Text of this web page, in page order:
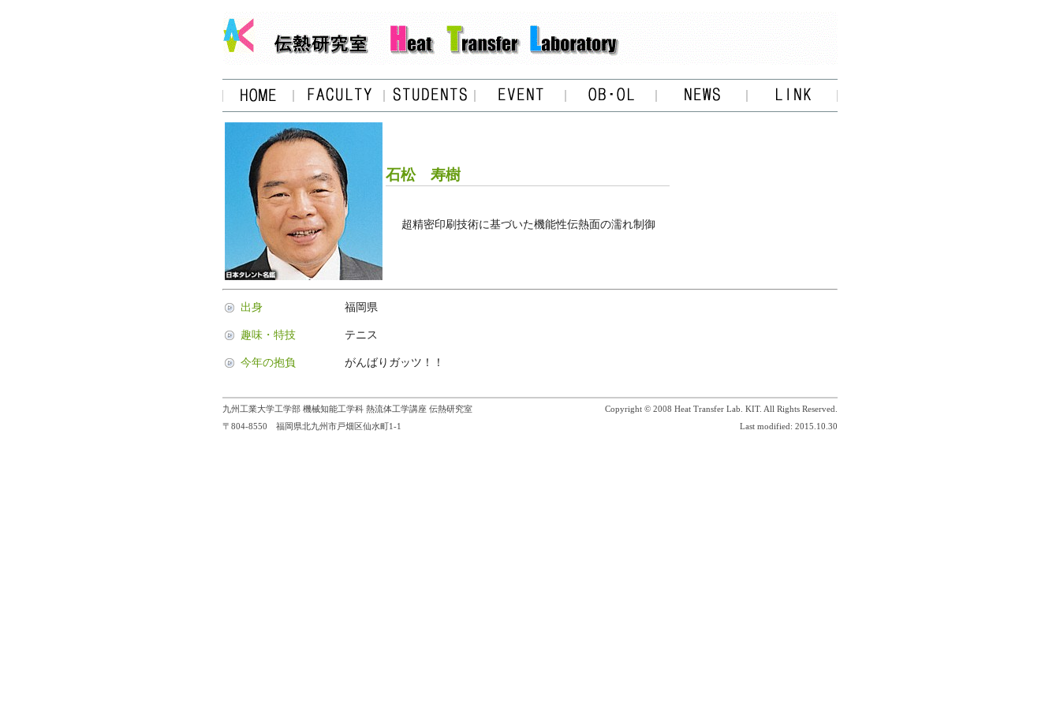
石松 寿樹
超精密印刷技術に基づいた機能性伝熱面の濡れ制御
出身 福岡県
趣味・特技 テニス
今年の抱負 がんばりガッツ！！
九州工業大学工学部 機械知能工学科 熱流体工学講座 伝熱研究室
〒804-8550 福岡県北九州市戸畑区仙水町1-1
Copyright © 2008 Heat Transfer Lab. KIT. All Rights Reserved.
Last modified: 2015.10.30